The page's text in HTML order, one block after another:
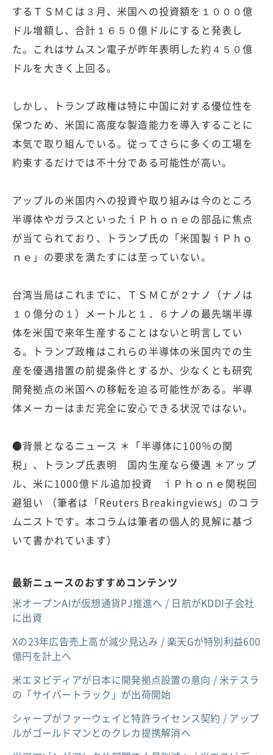
するＴＳＭＣは３月、米国への投資額を１０００億
ドル増額し、合計１６５０億ドルにすると発表し
た。これはサムスン電子が昨年表明した約４５０億
ドルを大きく上回る。
しかし、トランプ政権は特に中国に対する優位性を
保つため、米国に高度な製造能力を導入することに
本気で取り組んでいる。従ってさらに多くの工場を
約束するだけでは不十分である可能性が高い。
アップルの米国内への投資や取り組みは今のところ
半導体やガラスといったｉＰｈｏｎｅの部品に焦点
が当てられており、トランプ氏の「米国製ｉＰｈｏ
ｎｅ」の要求を満たすには至っていない。
台湾当局はこれまでに、ＴＳＭＣが２ナノ（ナノは
１０億分の１）メートルと１．６ナノの最先端半導
体を米国で来年生産することはないと明言してい
る。トランプ政権はこれらの半導体の米国内での生
産を優遇措置の前提条件とするか、少なくとも研究
開発拠点の米国への移転を迫る可能性がある。半導
体メーカーはまだ完全に安心できる状況ではない。
●背景となるニュース ＊「半導体に100％の関
税」、トランプ氏表明 国内生産なら優遇 ＊アップ
ル、米に1000億ドル追加投資 ｉＰｈｏｎｅ関税回
避狙い （筆者は「Reuters Breakingviews」のコラ
ムニストです。本コラムは筆者の個人的見解に基づ
いて書かれています）
最新ニュースのおすすめコンテンツ
米オープンAIが仮想通貨PJ推進へ / 日航がKDDI子会社
に出資
Xの23年広告売上高が減少見込み / 楽天Gが特別利益600
億円を計上へ
米エヌビディアが日本に開発拠点設置の意向 / 米テスラ
の「サイバートラック」が出荷開始
シャープがファーウェイと特許ライセンス契約 / アップ
ルがゴールドマンとのクレカ提携解消へ